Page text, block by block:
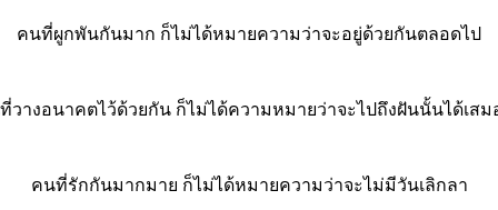
คนที่ผูกพันกันมาก ก็ไม่ได้หมายความว่าจะอยู่ด้วยกันตลอดไป
วางอนาคตไว้ด้วยกัน ก็ไม่ได้ความหมายว่าจะไปถึงฝันนั้นได้เสม
คนที่รักกันมากมาย ก็ไม่ได้หมายความว่าจะไม่มีวันเลิกลา